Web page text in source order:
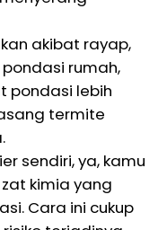
akibat rayap,
rumah,
pondasi lebih
termite
sendiri, ya, kamu
kimia yang
Cara ini cukup